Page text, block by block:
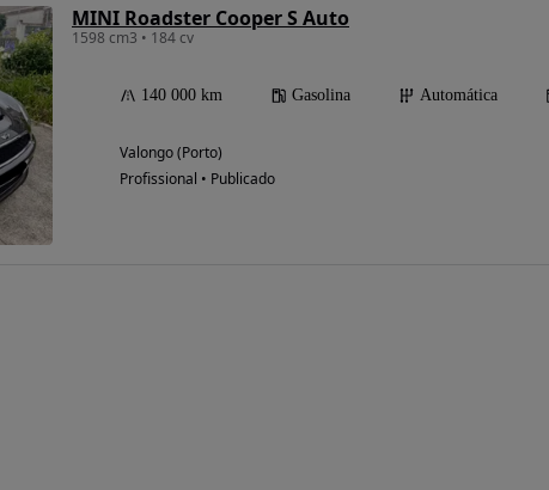
MINI Roadster Cooper S Auto
1598 cm3 • 184 cv
140 000 km Gasolina Automática
Valongo (Porto)
Profissional • Publicado